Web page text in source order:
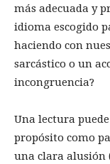
más adecuada y
idioma escogido
haciendo con
sarcástico o un
incongruencia?
Una lectura
propósito como
una clara alusión